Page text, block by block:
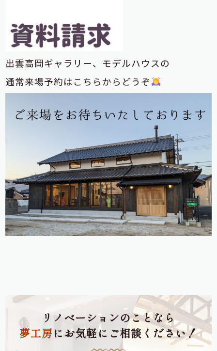
出雲高岡ギャラリー、モデルハウスの
通常来場予約はこちらからどうぞ
リノベーションのことなら
夢工房にお気軽にご相談ください！